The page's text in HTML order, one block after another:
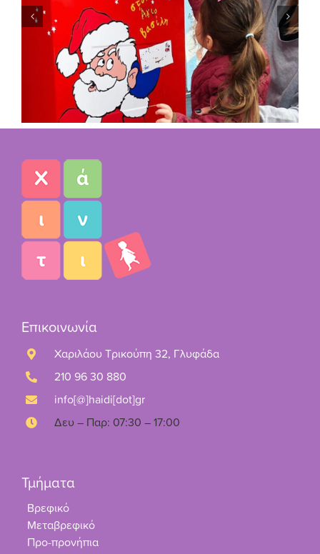
Επικοινωνία
Χαριλάου Τρικούπη 32, Γλυφάδα
210 96 30 880
info[@]haidi[dot]gr
Δευ – Παρ: 07:30 – 17:00
Τμήματα
Βρεφικό
Μεταβρεφικό
Προ-προνήπια